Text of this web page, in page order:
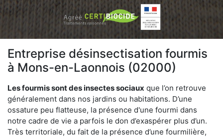
Entreprise désinsectisation fourmis
à Mons-en-Laonnois (02000)
Les fourmis sont des insectes sociaux que l’on retrouve
généralement dans nos jardins ou habitations. D’une
ossature peu flatteuse, la présence d'une fourmi dans
notre cadre de vie a parfois le don d’exaspérer plus d’un.
Très territoriale, du fait de la présence d’une fourmilière,